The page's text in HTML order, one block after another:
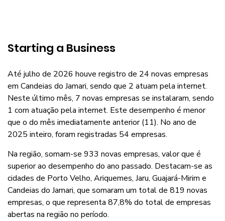
Starting a Business
Até julho de 2026 houve registro de 24 novas empresas
em Candeias do Jamari, sendo que 2 atuam pela internet.
Neste último mês, 7 novas empresas se instalaram, sendo
1 com atuação pela internet. Este desempenho é menor
que o do mês imediatamente anterior (11). No ano de
2025 inteiro, foram registradas 54 empresas.
Na região, somam-se 933 novas empresas, valor que é
superior ao desempenho do ano passado. Destacam-se as
cidades de Porto Velho, Ariquemes, Jaru, Guajará-Mirim e
Candeias do Jamari, que somaram um total de 819 novas
empresas, o que representa 87,8% do total de empresas
abertas na região no período.